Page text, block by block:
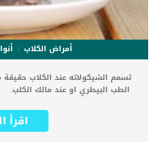
أمراض الكلاب
تسمم الشيكولاته عند الكلاب
الطب البيطري او عند مالك
العلاجية ومدى فاعليتها. اقرأ
اقرأ